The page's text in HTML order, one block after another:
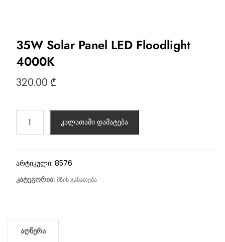
35W Solar Panel LED Floodlight
4000K
320.00 ₾
კალათაში დამატება
არტიკული: 8576
კატეგორია: მზის განათება
აღწერა